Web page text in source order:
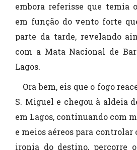
embora referisse que temia
em função do vento forte
parte da tarde, revelando
com a Mata Nacional de
Lagos.
Ora bem, eis que o fogo
S. Miguel e chegou à aldeia
em Lagos, continuando com
e meios aéreos para controlar
ironia do destino, percorre